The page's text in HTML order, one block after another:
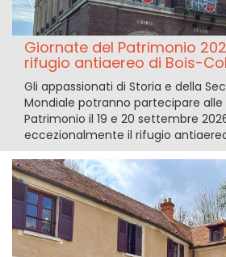
Giornate del Patrimonio
rifugio antiaereo di Bois-
Gli appassionati di Storia e della
Mondiale potranno partecipare alle
Patrimonio il 19 e 20 settembre
eccezionalmente il rifugio